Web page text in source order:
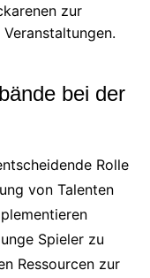
zur
bei der
Rolle
von Talenten
Spieler zu
Ressourcen zur